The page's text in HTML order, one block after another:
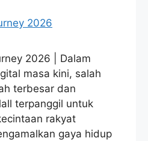
2026 | Dalam
masa kini, salah
terbesar dan
terpanggil untuk
rakyat
gaya hidup